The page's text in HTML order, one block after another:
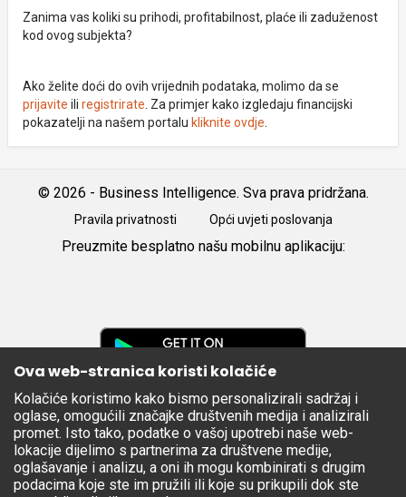
Zanima vas koliki su prihodi, profitabilnost, plaće ili zaduženost
kod ovog subjekta?
Ako želite doći do ovih vrijednih podataka, molimo da se
prijavite ili registrirate . Za primjer kako izgledaju financijski
pokazatelji na našem portalu kliknite ovdje
© 2026 - Business Intelligence. Sva prava pridržana.
Pravila privatnosti Opći uvjeti poslovanja
Preuzmite besplatno našu mobilnu aplikaciju:
Apple
Store
Ova web-stranica koristi kolačiće
Kolačiće koristimo kako bismo personalizirali sadržaj i
oglase, omogućili značajke društvenih medija i analizirali
promet. Isto tako, podatke o vašoj upotrebi naše web-
lokacije dijelimo s partnerima za društvene medije,
oglašavanje i analizu, a oni ih mogu kombinirati s drugim
podacima koje ste im pružili ili koje su prikupili dok ste